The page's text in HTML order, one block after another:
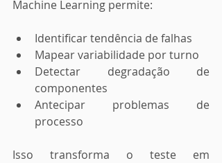
Machine Learning permite:
Identificar tendência de falhas
Mapear variabilidade por turno
Detectar degradação de
componentes
Antecipar problemas de
processo
Isso transforma o teste em